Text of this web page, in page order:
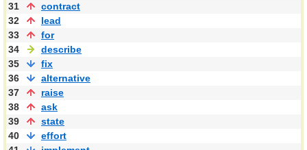
31
contract
32
lead
33
for
34
describe
35
fix
36
alternative
37
raise
38
ask
39
state
40
effort